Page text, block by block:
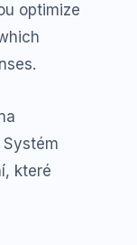
optimize
které